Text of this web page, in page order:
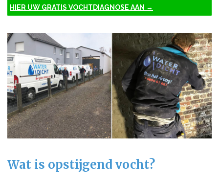
HIER UW GRATIS VOCHTDIAGNOSE AAN →
Wat is opstijgend vocht?